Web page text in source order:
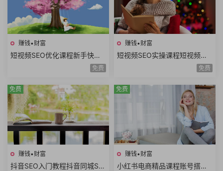
赚钱•财富
短视频SEO优化课程新手快速
入门短视频搜索SEO关键词排
免费
赚钱•财富
短视频SEO实操课程短视频搜
索优化技术关键词排名获取精
免费
赚钱•财富
抖音SEO入门教程抖音同城SE
免费
赚钱•财富
小红书电商精品课程账号搭建
免费